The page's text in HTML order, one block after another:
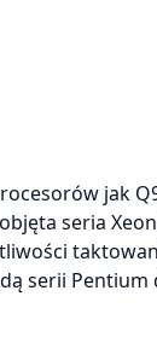
jak
seria
serii